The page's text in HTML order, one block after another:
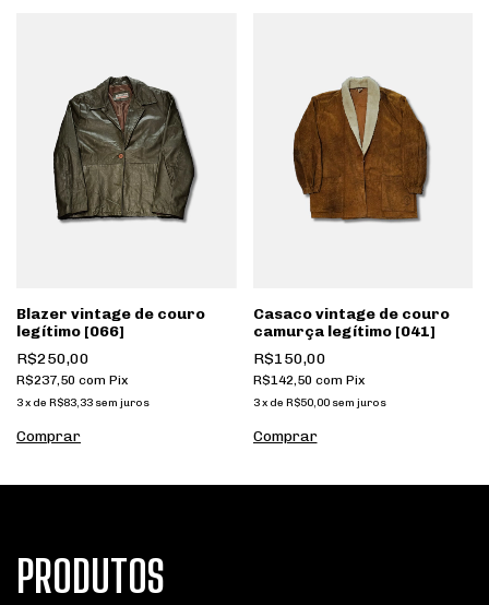
Blazer vintage de couro
legítimo [066]
R$250,00
R$237,50 com Pix
3x de R$83,33 sem juros
Casaco vintage de couro
camurça legítimo [041]
R$150,00
R$142,50 com Pix
3 x de R$50,00 sem juros
PRODUTOS